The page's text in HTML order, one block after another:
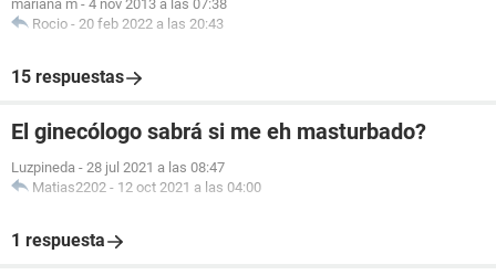
mariana m - 4 nov 2013 a las 07:38
Rocio - 20 feb 2022 a las 20:43
15 respuestas
El ginecólogo sabrá si me eh masturbado?
Luzpineda - 28 jul 2021 a las 08:47
Matias2202 - 12 oct 2021 a las 04:00
1 respuesta